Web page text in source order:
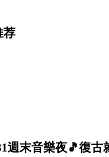
荐
週末音樂夜🎵復古